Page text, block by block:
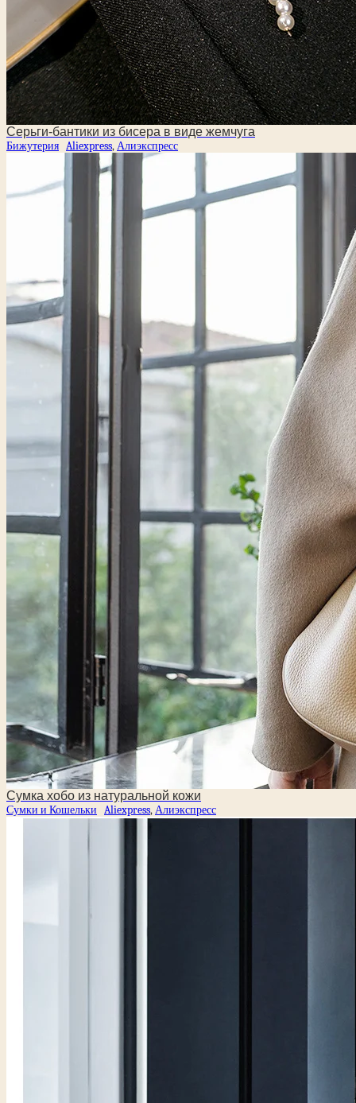
Cерьги-бантики из бисера в виде жемчуга
Бижутерия Aliexpress,Алиэкспресс
Сумка хобо из натуральной кожи
Сумки и Кошельки Aliexpress,Алиэкспресс